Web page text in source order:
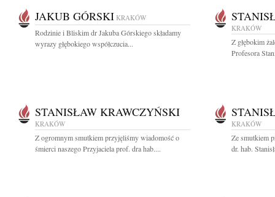
JAKUB GÓRSKI KRAKÓW
Rodzinie i Bliskim dr Jakuba Górskiego składamy
wyrazy głębokiego współczucia...
KRAKÓW
Z głębokim
Profesora
STANISŁAW KRAWCZYŃSKI
KRAKÓW
Z ogromnym smutkiem przyjęliśmy wiadomość o
śmierci naszego Przyjaciela prof. dra hab....
KRAKÓW
Ze smutkiem
dr. hab.